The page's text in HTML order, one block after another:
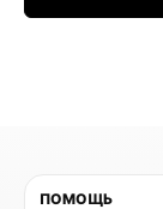
ПОМОЩЬ